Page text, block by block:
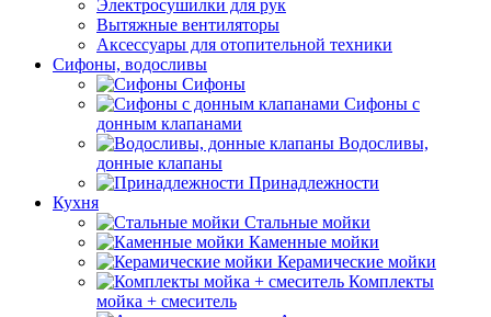
Электросушилки для рук
Вытяжные вентиляторы
Аксессуары для отопительной техники
Сифоны, водосливы
Сифоны
Сифоны с
донным клапанами
Водосливы,
донные клапаны
Принадлежности
Кухня
Стальные мойки
Каменные мойки
Керамические мойки
Комплекты
мойка + смеситель